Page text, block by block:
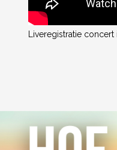
Liveregistratie concert